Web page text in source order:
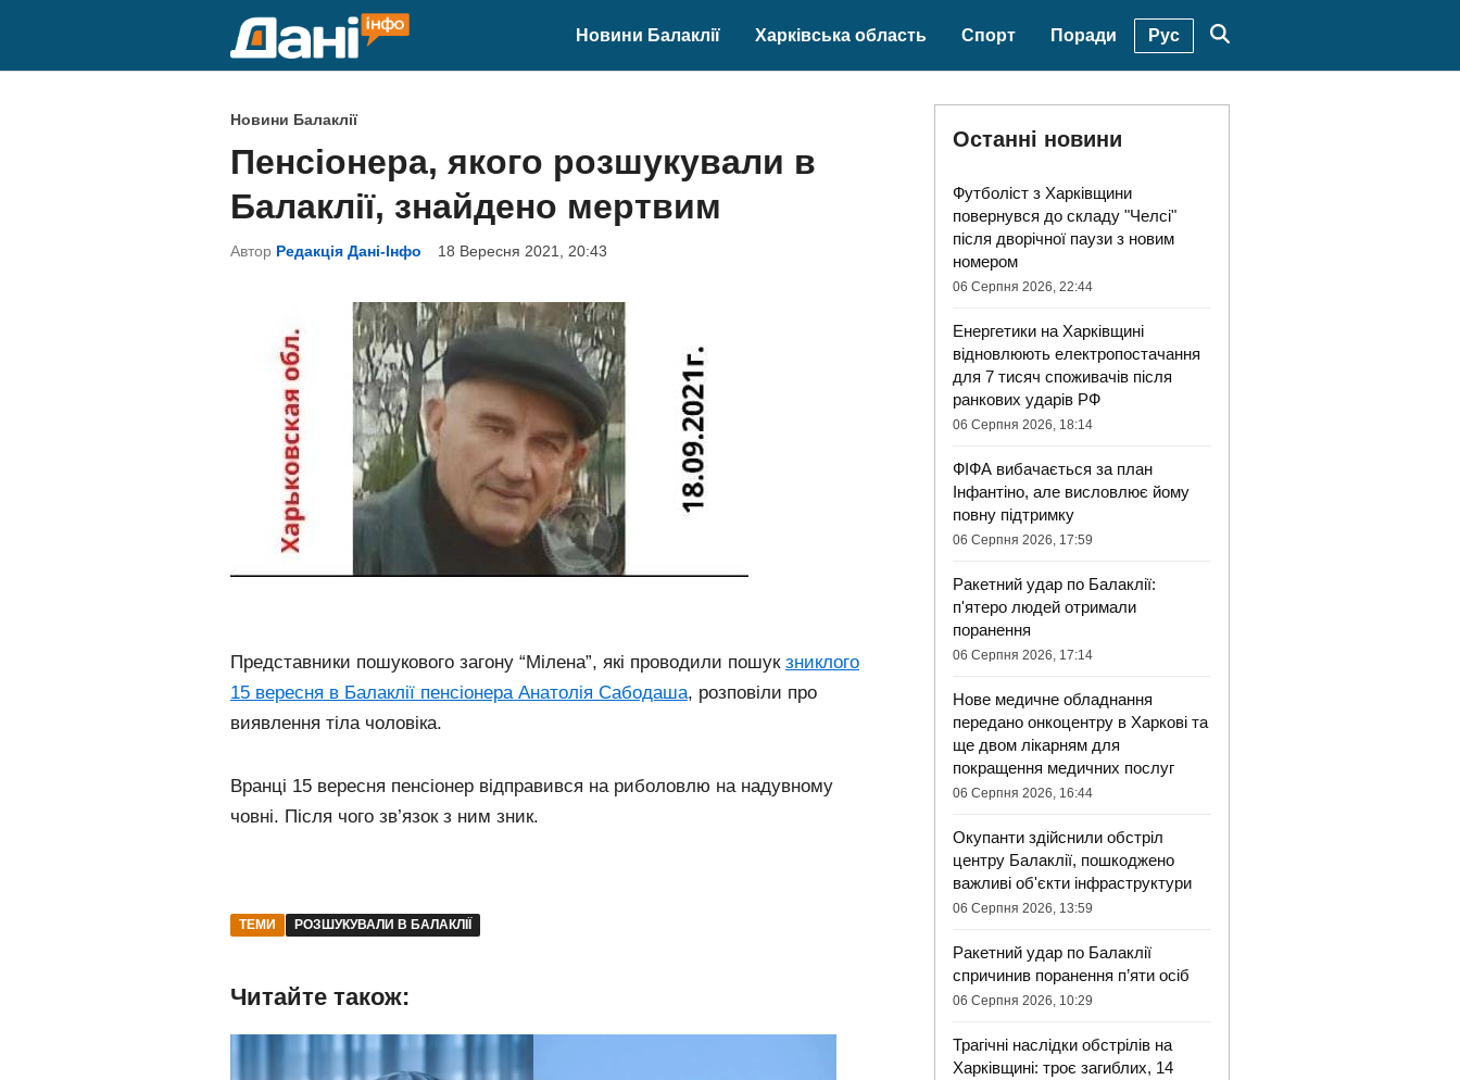
Новини Балаклії Харківська область Спорт Поради Рус
P
o
s
Новини Балаклії
Пенсіонера, якого розшукували в
Балаклії, знайдено мертвим
Автор Редакція Дані-Інфо 18 Вересня 2021, 20:43
Представники пошукового загону “Мілена”, які проводили пошук зниклого
15 вересня в Балаклії пенсіонера Анатолія Сабодаша, розповіли про
виявлення тіла чоловіка.
Вранці 15 вересня пенсіонер відправився на риболовлю на надувному
човні. Після чого зв’язок з ним зник.
ТЕМИ РОЗШУКУВАЛИ В БАЛАКЛІЇ
Читайте також:
Останні новини
Футболіст з Харківщини
повернувся до складу "Челсі"
після дворічної паузи з новим
номером
06 Серпня 2026, 22:44
Енергетики на Харківщині
відновлюють електропостачання
для 7 тисяч споживачів після
ранкових ударів РФ
06 Серпня 2026, 18:14
ФІФА вибачається за план
Інфантіно, але висловлює йому
повну підтримку
06 Серпня 2026, 17:59
Ракетний удар по Балаклії:
п'ятеро людей отримали
поранення
06 Серпня 2026, 17:14
Нове медичне обладнання
передано онкоцентру в Харкові та
ще двом лікарням для
покращення медичних послуг
06 Серпня 2026, 16:44
Окупанти здійснили обстріл
центру Балаклії, пошкоджено
важливі об'єкти інфраструктури
06 Серпня 2026, 13:59
Ракетний удар по Балаклії
спричинив поранення п’яти осіб
06 Серпня 2026, 10:29
Трагічні наслідки обстрілів на
Харківщині: троє загиблих, 14